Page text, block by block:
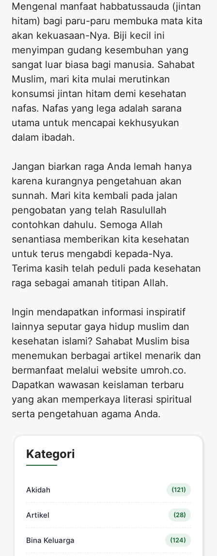
Mengenal manfaat habbatussauda (jintan
hitam) bagi paru-paru membuka mata kita
akan kekuasaan-Nya. Biji kecil ini
menyimpan gudang kesembuhan yang
sangat luar biasa bagi manusia. Sahabat
Muslim, mari kita mulai merutinkan
konsumsi jintan hitam demi kesehatan
nafas. Nafas yang lega adalah sarana
utama untuk mencapai kekhusyukan
dalam ibadah.
Jangan biarkan raga Anda lemah hanya
karena kurangnya pengetahuan akan
sunnah. Mari kita kembali pada jalan
pengobatan yang telah Rasulullah
contohkan dahulu. Semoga Allah
senantiasa memberikan kita kesehatan
untuk terus mengabdi kepada-Nya.
Terima kasih telah peduli pada kesehatan
raga sebagai amanah titipan Allah.
Ingin mendapatkan informasi inspiratif
lainnya seputar gaya hidup muslim dan
kesehatan islami? Sahabat Muslim bisa
menemukan berbagai artikel menarik dan
bermanfaat melalui website umroh.co.
Dapatkan wawasan keislaman terbaru
yang akan memperkaya literasi spiritual
serta pengetahuan agama Anda.
Kategori
Akidah (121)
Artikel (28)
Bina Keluarga (124)